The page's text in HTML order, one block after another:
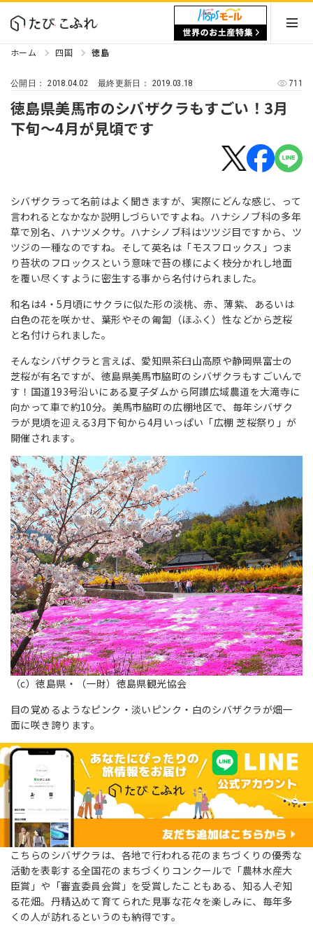
ホーム 四国 徳島
公開日：2018.04.02 最終更新日： 2019.03.18 711
徳島県美馬市のシバザクラもすごい！3月
下旬～4月が見頃です
シバザクラって名前はよく聞きますが、実際にどんな感じ、って
言われるとなかなか説明しづらいですよね。ハナシノブ科の多年
草で別名、ハナツメクサ。ハナシノブ科はツツジ目ですから、ツ
ツジの一種なのですね。そして英名は「モスフロックス」つま
り苔状のフロックスという意味で苔の様によく枝分かれし地面
を覆い尽くすように密生する事から名付けられました。
和名は4・5月頃にサクラに似た形の淡桃、赤、薄紫、あるいは
白色の花を咲かせ、葉形やその匍匐（ほふく）性などから芝桜
と名付けられました。
そんなシバザクラと言えば、愛知県茶臼山高原や静岡県富士の
芝桜が有名ですが、徳島県美馬市脇町のシバザクラもすごいんで
す！国道193号沿いにある夏子ダムから阿讃広域農道を大滝寺に
向かって車で約10分。美馬市脇町の広棚地区で、毎年シバザク
ラが見頃を迎える3月下旬から4月いっぱい「広棚 芝桜祭り」が
開催されます。
（c）徳島県・（一財）徳島県観光協会
目の覚めるようなピンク・淡いピンク・白のシバザクラが畑一
面に咲き誇ります。
こちらのシバザクラは、各地で行われる花のまちづくりの優秀な
活動を表彰する全国花のまちづくりコンクールで「農林水産大
臣賞」や「審査委員会賞」を受賞したこともある、知る人ぞ知
る花畑。丹精込めて育てられた見事な花々を楽しみに、毎年多
くの人が訪れるというのも納得です。